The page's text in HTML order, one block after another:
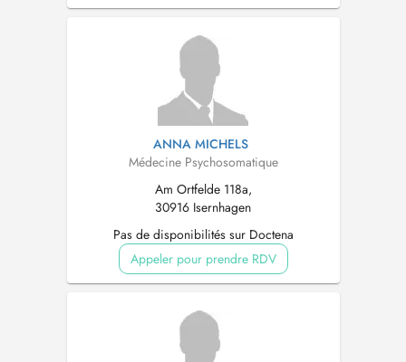
ANNA MICHELS
Médecine Psychosomatique
Am Ortfelde 118a,
30916 Isernhagen
Pas de disponibilités sur Doctena
Appeler pour prendre RDV